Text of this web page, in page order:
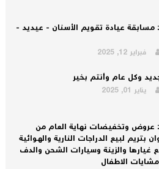
عيادة تقويم الأسنان - عيديد -
فبراير 12, 2025
يناير 01, 2025
وتخفيضات نهاية العام من
بتريم لبيع الدراجات النارية والهوائية
والزينة وسيارات الشحن والدف
الاطفال